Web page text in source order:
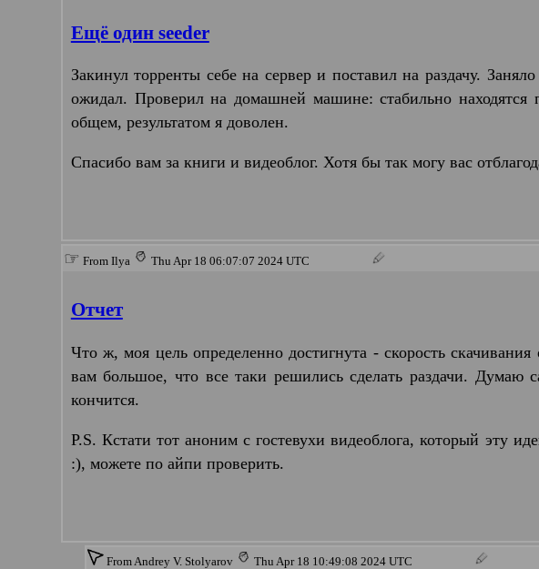
Ещё один seeder
Закинул торренты себе на сервер и поставил на раздачу.
ожидал. Проверил на домашней машине: стабильно находятся
общем, результатом я доволен.
Спасибо вам за книги и видеоблог. Хотя бы так могу вас
☞ From Ilya Thu Apr 18 06:07:07 2024 UTC
Отчет
Что ж, моя цель определенно достигнута - скорость
вам большое, что все таки решились сделать раздачи. Думаю
кончится.
P.S. Кстати тот аноним с гостевухи видеоблога, который эту
:), можете по айпи проверить.
From Andrey V. Stolyarov Thu Apr 18 10:49:08 2024 UTC